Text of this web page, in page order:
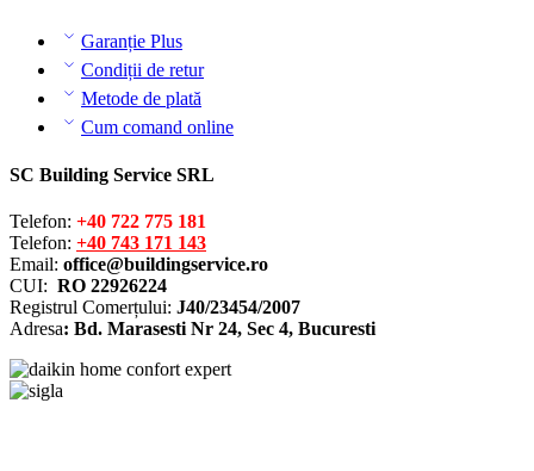
Garanție Plus
Condiții de retur
Metode de plată
Cum comand online
SC Building Service SRL
Telefon: +40 722 775 181
Telefon: +40 743 171 143
Email: office@buildingservice.ro
CUI: RO 22926224
Registrul Comerțului: J40/23454/2007
Adresa: Bd. Marasesti Nr 24, Sec 4, Bucuresti